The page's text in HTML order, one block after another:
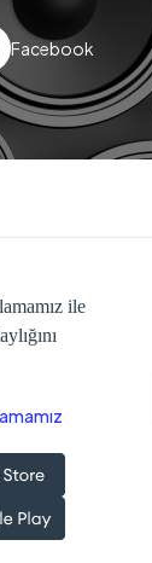
Facebook
ile